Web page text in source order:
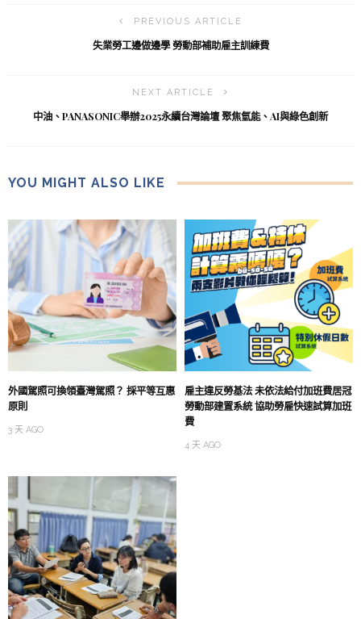
PREVIOUS ARTICLE
失業勞工邊做邊學 勞動部補助雇主訓練費
NEXT ARTICLE
中油、PANASONIC舉辦2025永續台灣論壇 聚焦氫能、AI與綠色創新
YOU MIGHT ALSO LIKE
外國駕照可換領臺灣駕照？ 採平等互惠
原則
3 天 AGO
雇主違反勞基法 未依法給付加班費居冠
勞動部建置系統 協助勞雇快速試算加班
費
4 天 AGO